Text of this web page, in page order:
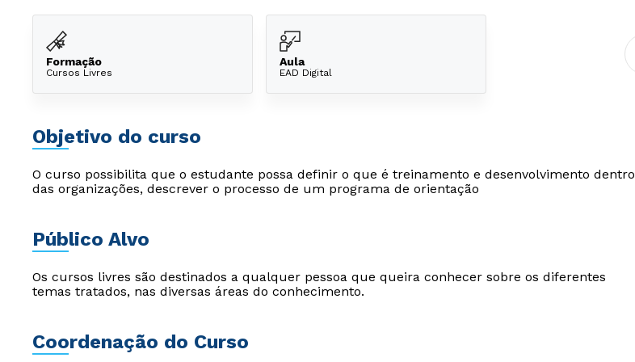
Formação
Cursos Livres
Aula
EAD Digital
Objetivo do curso
O curso possibilita que o estudante possa definir o que é treinamento e desenvolvimento dentro
das organizações, descrever o processo de um programa de orientação
Público Alvo
Os cursos livres são destinados a qualquer pessoa que queira conhecer sobre os diferentes
temas tratados, nas diversas áreas do conhecimento.
Coordenação do Curso